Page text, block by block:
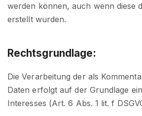
werden können, auch wenn diese
erstellt wurden.
Rechtsgrundlage:
Die Verarbeitung der als
Daten erfolgt auf der Grundlage
Interesses (Art. 6 Abs. 1 lit. f